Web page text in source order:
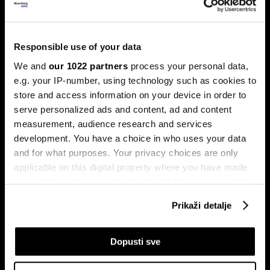
Responsible use of your data
We and our 1022 partners process your personal data,
e.g. your IP-number, using technology such as cookies to
store and access information on your device in order to
serve personalized ads and content, ad and content
measurement, audience research and services
development. You have a choice in who uses your data
and for what purposes. Your privacy choices are only
applicable on this digital property where you have made
your choices. You can change or withdraw your consent
If you allow, we would also like to:
Collect information about your geographical
Prikaži detalje
Dopusti sve
izvan fudbala – od nekretnina do
Birkin torbi
Za Erlinga Haalanda pravi izazovi neće se završiti
posljednjim sudijskim zviždukom 19. jula.
Tko najviše profitira od
američku ekonomiju